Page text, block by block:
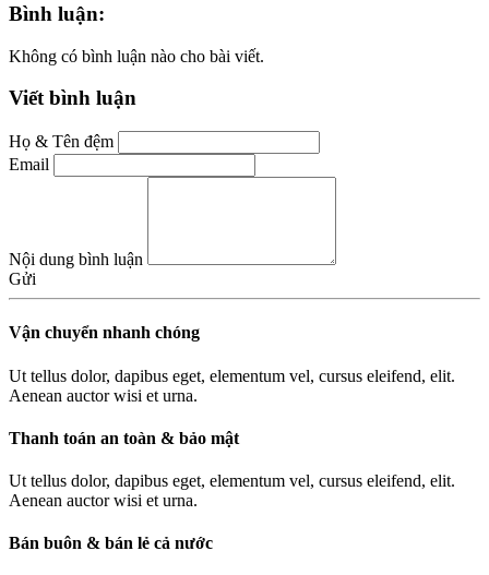
Bình luận:
Không có bình luận nào cho bài viết.
Viết bình luận
Họ & Tên đệm
Email
Nội dung bình luận
Gửi
Vận chuyển nhanh chóng
Ut tellus dolor, dapibus eget, elementum vel, cursus eleifend, elit.
Aenean auctor wisi et urna.
Thanh toán an toàn & bảo mật
Ut tellus dolor, dapibus eget, elementum vel, cursus eleifend, elit.
Aenean auctor wisi et urna.
Bán buôn & bán lẻ cả nước